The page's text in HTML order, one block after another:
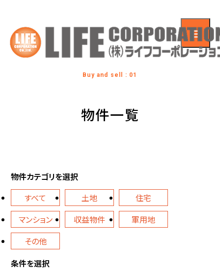
Buy and sell : 01
物件一覧
物件カテゴリを選択
すべて
土地
住宅
マンション
収益物件
軍用地
その他
条件を選択